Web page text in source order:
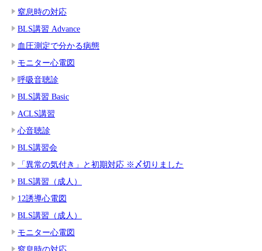
窒息時の対応
BLS講習 Advance
血圧測定で分かる病態
モニター心電図
呼吸音聴診
BLS講習 Basic
ACLS講習
心音聴診
BLS講習会
「異常の気付き」と初期対応 ※〆切りました
BLS講習（成人）
12誘導心電図
BLS講習（成人）
モニター心電図